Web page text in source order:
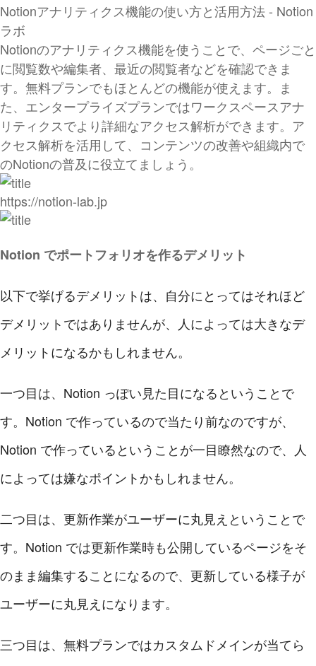
Notionアナリティクス機能の使い方と活用方法 - Notion
ラボ
Notionのアナリティクス機能を使うことで、ページごと
に閲覧数や編集者、最近の閲覧者などを確認できま
す。無料プランでもほとんどの機能が使えます。ま
た、エンタープライズプランではワークスペースアナ
リティクスでより詳細なアクセス解析ができます。ア
クセス解析を活用して、コンテンツの改善や組織内で
のNotionの普及に役立てましょう。
https://notion-lab.jp
Notion でポートフォリオを作るデメリット
以下で挙げるデメリットは、自分にとってはそれほど
デメリットではありませんが、人によっては大きなデ
メリットになるかもしれません。
一つ目は、Notion っぽい見た目になるということで
す。Notion で作っているので当たり前なのですが、
Notion で作っているということが一目瞭然なので、人
によっては嫌なポイントかもしれません。
二つ目は、更新作業がユーザーに丸見えということで
す。Notion では更新作業時も公開しているページをそ
のまま編集することになるので、更新している様子が
ユーザーに丸見えになります。
三つ目は、無料プランではカスタムドメインが当てら